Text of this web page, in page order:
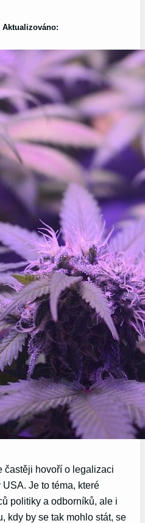
Aktualizováno:
častěji hovoří o legalizaci
Je to téma, které
politiky a odborníků, ale i
kdy by se tak mohlo stát, se